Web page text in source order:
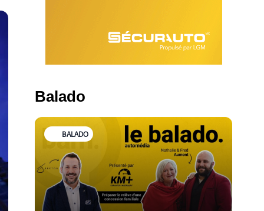
Balado
BALADO